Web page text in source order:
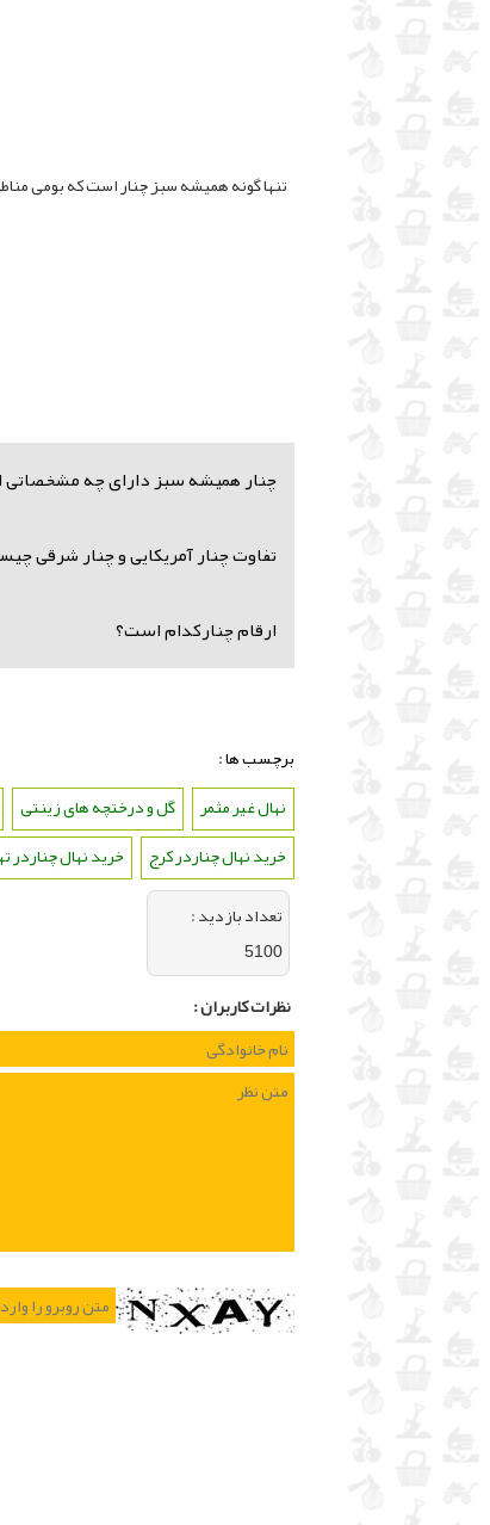
تنها گونه همیشه سبز چنار است که بومی
چنار همیشه سبز دارای چه
تفاوت چنار آمریکایی و چنار شرقی
ارقام چنارکدام است؟
برچسب ها :
نهال غیر مثمر
گل و درختچه های زینتی
خرید نهال چناردر کرج
خرید نهال چناردر
تعداد بازديد :
5100
نظرات كاربران :